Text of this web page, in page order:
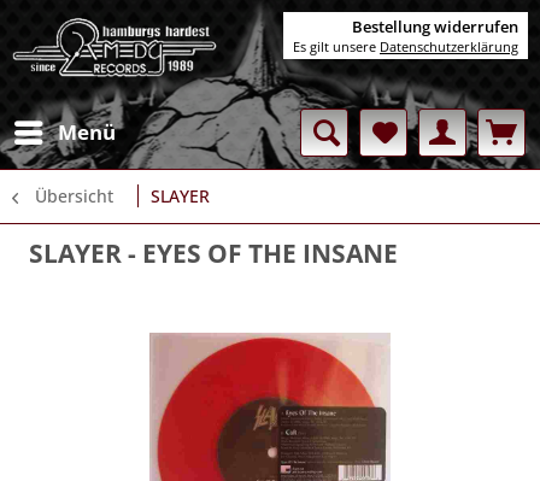
Menü
Übersicht SLAYER
SLAYER- EYES OF THE INSANE
Bestellung widerrufen
Es gilt unsere Datenschutzerklärung